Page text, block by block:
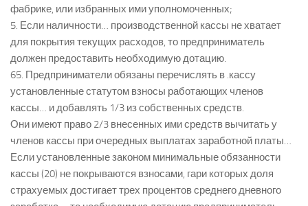
фабрике, или избранных ими уполномоченных;
5. Если наличности… производственной кассы не хватает
для покрытия текущих расходов, то предприниматель
должен предоставить необходимую дотацию.
65. Предприниматели обязаны перечислять в .кассу
установленные статутом взносы работающих членов
кассы… и добавлять 1/3 из собственных средств.
Они имеют право 2/3 внесенных ими средств вычитать у
членов кассы при очередных выплатах заработной платы…
Если установленные законом минимальные обязанности
кассы (20) не покрываются взносами, гари которых доля
страхуемых достигает трех процентов среднего дневного